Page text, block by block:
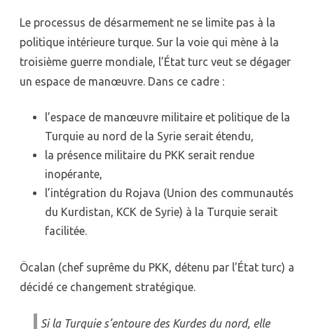
Le processus de désarmement ne se limite pas à la
politique intérieure turque. Sur la voie qui mène à la
troisième guerre mondiale, l’État turc veut se dégager
un espace de manœuvre. Dans ce cadre :
l’espace de manœuvre militaire et politique de la
Turquie au nord de la Syrie serait étendu,
la présence militaire du PKK serait rendue
inopérante,
l’intégration du Rojava (Union des communautés
du Kurdistan, KCK de Syrie) à la Turquie serait
facilitée.
Öcalan (chef suprême du PKK, détenu par l’État turc) a
décidé ce changement stratégique.
Si la Turquie s’entoure des Kurdes du nord, elle